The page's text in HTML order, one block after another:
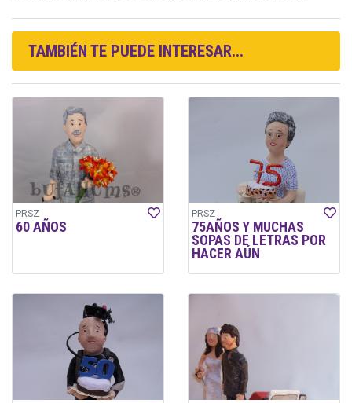
TAMBIÉN TE PUEDE INTERESAR...
PRSZ
60 AÑOS
PRSZ
75AÑOS Y MUCHAS
SOPAS DE LETRAS POR
HACER AÚN